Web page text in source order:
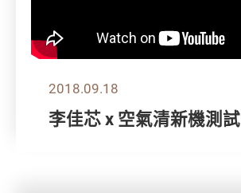
2018.09.18
李佳芯 x 空氣清新機測試